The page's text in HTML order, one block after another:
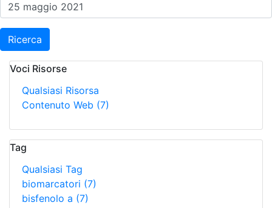
Ricerca
Voci Risorse
Qualsiasi Risorsa
Contenuto Web (7)
Tag
Qualsiasi Tag
biomarcatori (7)
bisfenolo a (7)